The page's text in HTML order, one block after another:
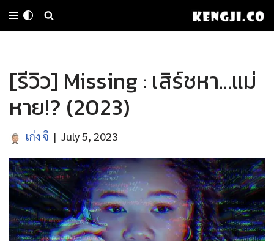
Skip
content
[รีวิว] Missing : เสิร์ชหา…แม่
หาย!? (2023)
เก่ง จิ July 5, 2023